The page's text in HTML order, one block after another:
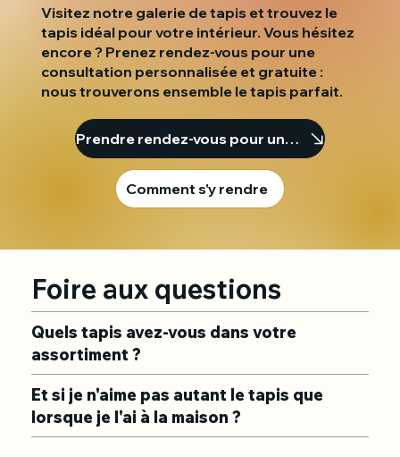
Visitez notre galerie de tapis et trouvez le
tapis idéal pour votre intérieur. Vous hésitez
encore ? Prenez rendez-vous pour une
consultation personnalisée et gratuite :
nous trouverons ensemble le tapis parfait.
Prendre rendez-vous pour une consultation
Comment s'y rendre
Foire aux questions
Quels tapis avez-vous dans votre
assortiment ?
Et si je n'aime pas autant le tapis que
lorsque je l'ai à la maison ?